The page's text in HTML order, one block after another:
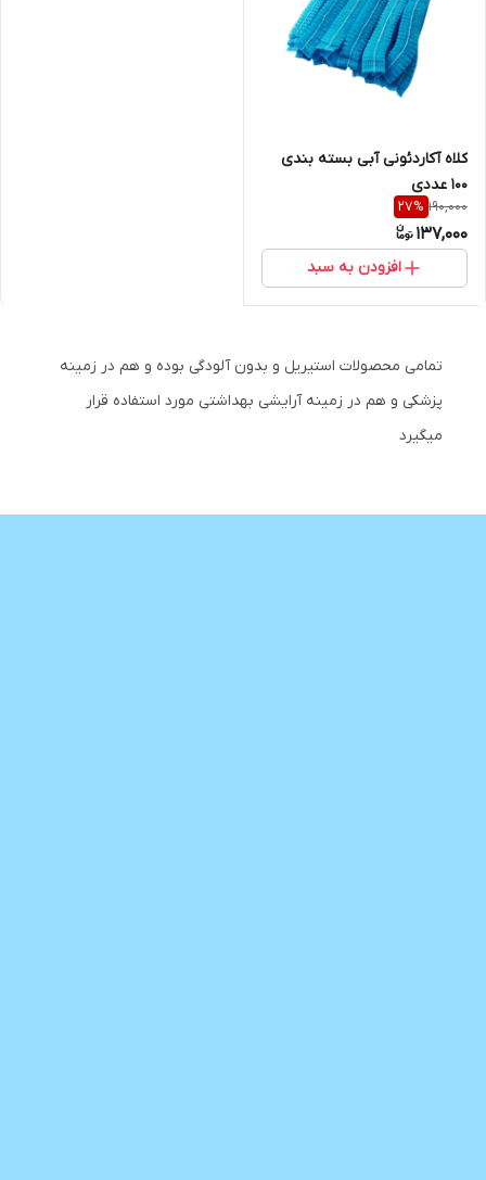
کلاه آکاردئونی آبی بسته بندی
100 عددی
190,000
27%
137,000
افزودن به سبد
تمامی محصولات استیریل و بدون آلودگی بوده و هم در زمینه
پزشکی و هم در زمینه آرایشی بهداشتی مورد استفاده قرار
میگیرد